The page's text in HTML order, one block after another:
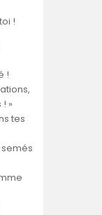
!
!
»
tes
semés